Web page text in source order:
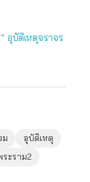
อุบัติเหตุจราจร
ม
อุบัติเหตุ
ะราม2